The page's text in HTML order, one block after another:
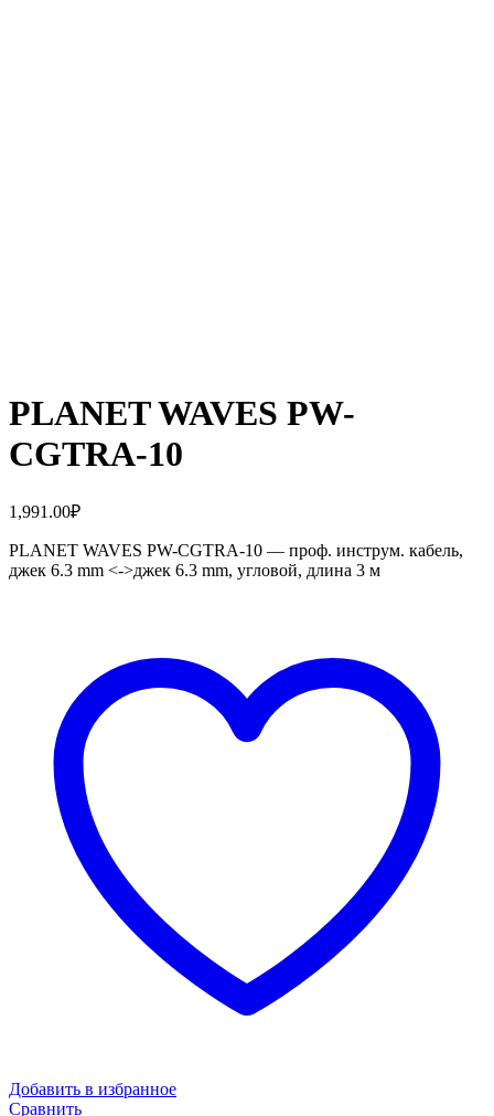
PLANET WAVES PW-
CGTRA-10
1,991.00₽
PLANET WAVES PW-CGTRA-10 — проф. инструм. кабель,
джек 6.3 mm <->джек 6.3 mm, угловой, длина 3 м
Добавить в избранное
Сравнить